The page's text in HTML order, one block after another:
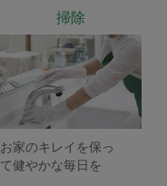
掃除
お家のキレイを保っ
て健やかな毎日を